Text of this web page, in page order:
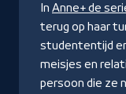
In Anne+ de
terug op haar
studententijd
meisjes en
persoon die ze